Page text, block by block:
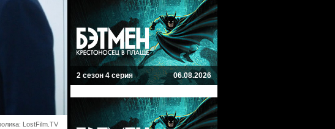
LostFilm.TV
2 сезон 4 серия 06.08.2026